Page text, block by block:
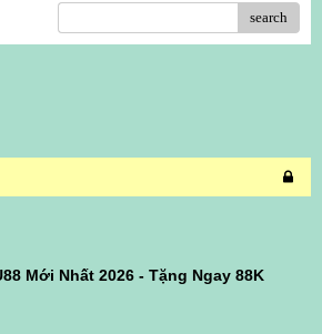
search
Mới Nhất 2026 - Tặng Ngay 88K